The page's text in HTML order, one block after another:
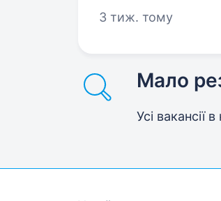
3 тиж. тому
Мало
Усі вакансії